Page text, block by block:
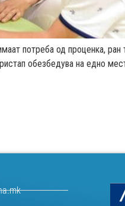
потреба од проценка,
обезбедува на едно